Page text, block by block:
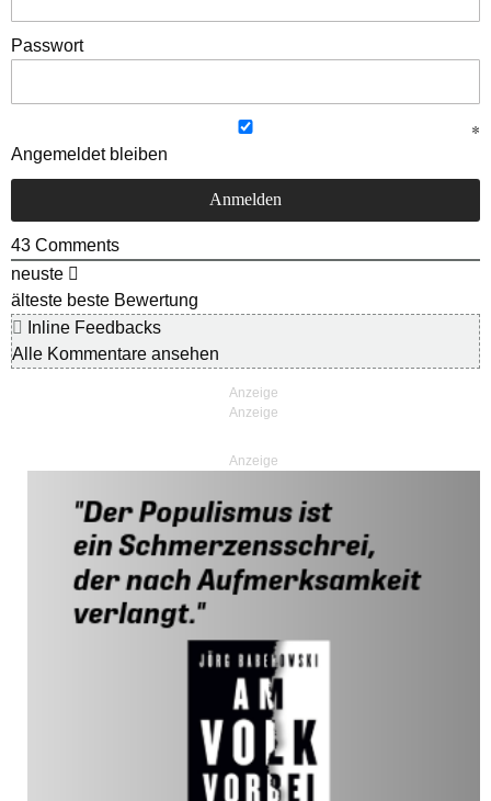
Passwort
Angemeldet bleiben
43 Comments
neuste
älteste beste Bewertung
Inline Feedbacks
Alle Kommentare ansehen
Anzeige